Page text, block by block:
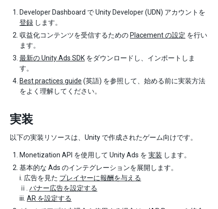
Developer Dashboard で Unity Developer (UDN) アカウントを
登録 します。
収益化コンテンツを受信するための Placement の設定 を行い
ます。
最新の Unity Ads SDK をダウンロードし、インポートしま
す。
Best practices guide (英語) を参照して、始める前に実装方法
をよく理解してください。
実装
以下の実装リソースは、Unity で作成されたゲーム向けです。
Monetization API を使用して Unity Ads を 実装 します。
基本的な Ads のインテグレーションを展開します。
i. 広告を見た プレイヤーに報酬を与える
ⅱ. バナー広告を設定する
iii. AR を設定する